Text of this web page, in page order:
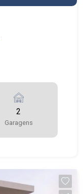
2
Garagens